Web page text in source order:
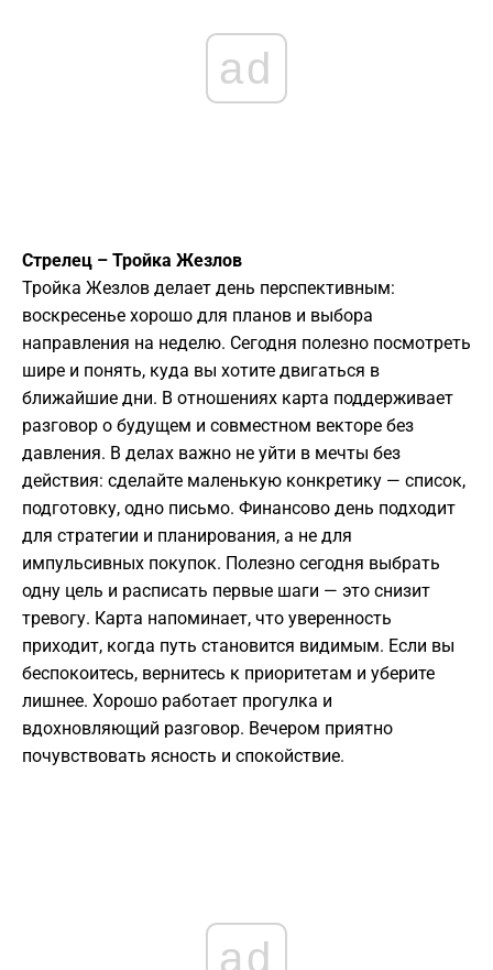
ad
Стрелец – Тройка Жезлов
Тройка Жезлов делает день перспективным:
воскресенье хорошо для планов и выбора
направления на неделю. Сегодня полезно посмотреть
шире и понять, куда вы хотите двигаться в
ближайшие дни. В отношениях карта поддерживает
разговор о будущем и совместном векторе без
давления. В делах важно не уйти в мечты без
действия: сделайте маленькую конкретику — список,
подготовку, одно письмо. Финансово день подходит
для стратегии и планирования, а не для
импульсивных покупок. Полезно сегодня выбрать
одну цель и расписать первые шаги — это снизит
тревогу. Карта напоминает, что уверенность
приходит, когда путь становится видимым. Если вы
беспокоитесь, вернитесь к приоритетам и уберите
лишнее. Хорошо работает прогулка и
вдохновляющий разговор. Вечером приятно
почувствовать ясность и спокойствие.
ad